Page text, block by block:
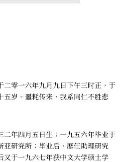
二零一六年九月九日下午三时正，于
五岁。噩耗传来，我系同仁不胜悲
二年四月五日生；一九五六年毕业于
亚研究所；毕业后，歷任助理研究
又于一九六七年获中文大学硕士学